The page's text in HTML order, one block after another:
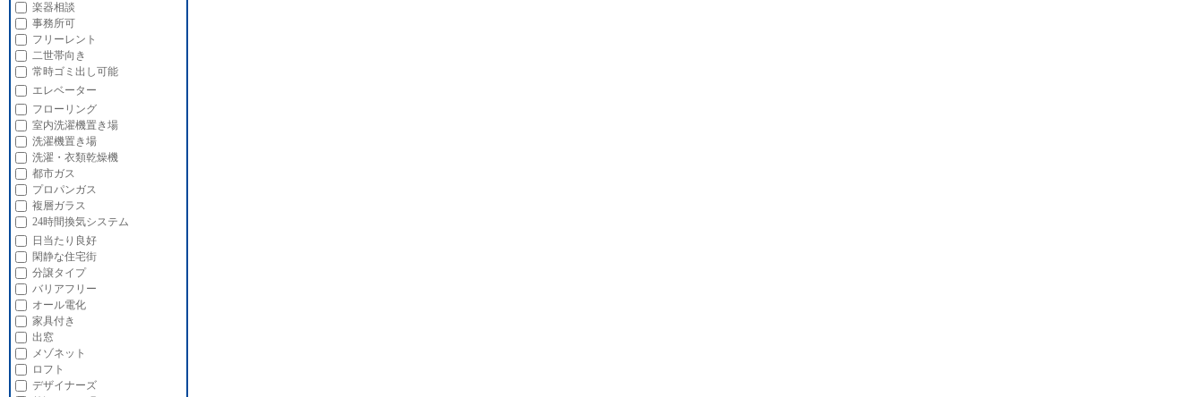
楽器相談
事務所可
フリーレント
二世帯向き
常時ゴミ出し可能
エレベーター
フローリング
室内洗濯機置き場
洗濯機置き場
洗濯・衣類乾燥機
都市ガス
プロパンガス
複層ガラス
24時間換気システム
日当たり良好
閑静な住宅街
分譲タイプ
バリアフリー
オール電化
家具付き
出窓
メゾネット
ロフト
デザイナーズ